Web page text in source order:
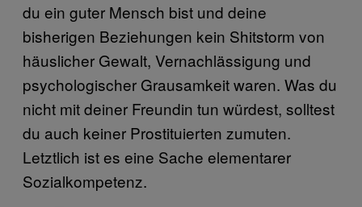
du ein guter Mensch bist und deine
bisherigen Beziehungen kein Shitstorm von
häuslicher Gewalt, Vernachlässigung und
psychologischer Grausamkeit waren. Was du
nicht mit deiner Freundin tun würdest, solltest
du auch keiner Prostituierten zumuten.
Letztlich ist es eine Sache elementarer
Sozialkompetenz.